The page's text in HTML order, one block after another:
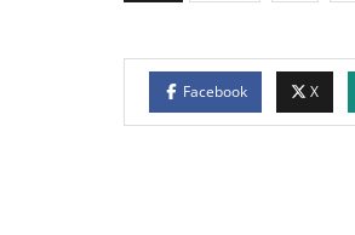
Facebook X